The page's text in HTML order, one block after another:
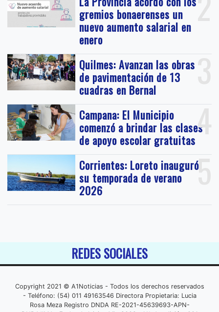
gremios bonaerenses un
nuevo aumento salarial en
enero
3
Quilmes: Avanzan las obras
de pavimentación de 13
cuadras en Bernal
4
Campana: El Municipio
comenzó a brindar las clases
de apoyo escolar gratuitas
5
Corrientes: Loreto inauguró
su temporada de verano
2026
REDES SOCIALES
Copyright 2021 © A1Noticias - Todos los derechos reservados
- Teléfono: (54) 011 49163546 Directora Propietaria: Lucia
Rosa Meza Registro DNDA RE-2021-45639693-APN-